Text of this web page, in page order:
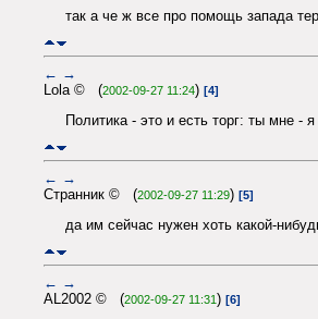
так а че ж все про помощь запада
← →
Lola © (2002-09-27 11:24) [4]
Политика - это и есть торг: ты мне - я
← →
Странник © (2002-09-27 11:29) [5]
да им сейчас нужен хоть какой-
← →
AL2002 © (2002-09-27 11:31) [6]